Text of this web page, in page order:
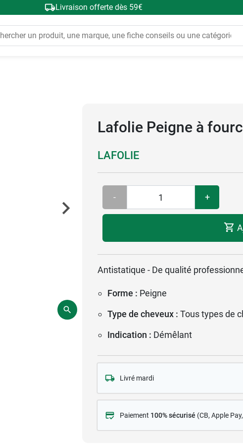
Livraison offerte dès 59€
Lafolie Peigne à
LAFOLIE
- +
Antistatique - De qualité
Forme : Peigne
Type de cheveux : Tous types de
Indication : Démêlant
Livré mardi
Paiement 100% sécurisé (CB, Apple